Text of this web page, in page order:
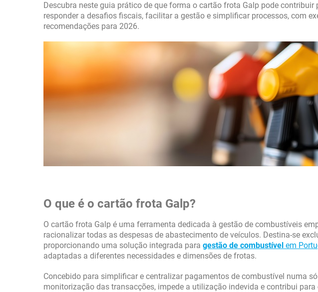
Descubra neste guia prático de que forma o cartão frota Galp pode
responder a desafios fiscais, facilitar a gestão e simplificar processos, com
recomendações para 2026.
O que é o cartão frota Galp?
O cartão frota Galp é uma ferramenta dedicada à gestão de combustíveis
racionalizar todas as despesas de abastecimento de veículos. Destina-se
proporcionando uma solução integrada para gestão de combustível em
adaptadas a diferentes necessidades e dimensões de frotas.
Concebido para simplificar e centralizar pagamentos de combustível numa
monitorização das transacções, impede a utilização indevida e contribui